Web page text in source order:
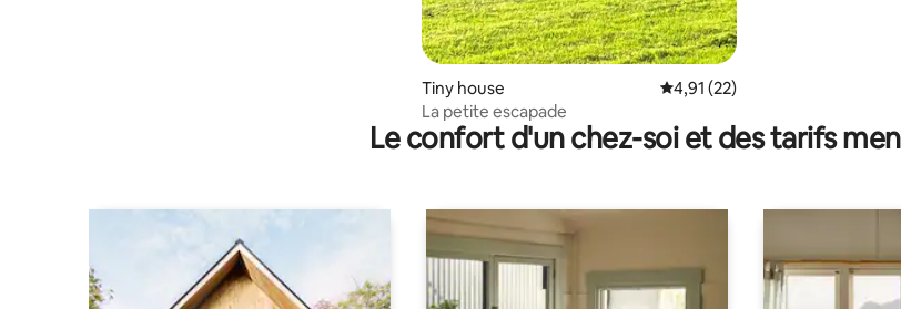
Tiny house Évaluation moyenne sur la
4,91 (22)
La petite escapade
Le confort d'un chez-soi et des tarifs